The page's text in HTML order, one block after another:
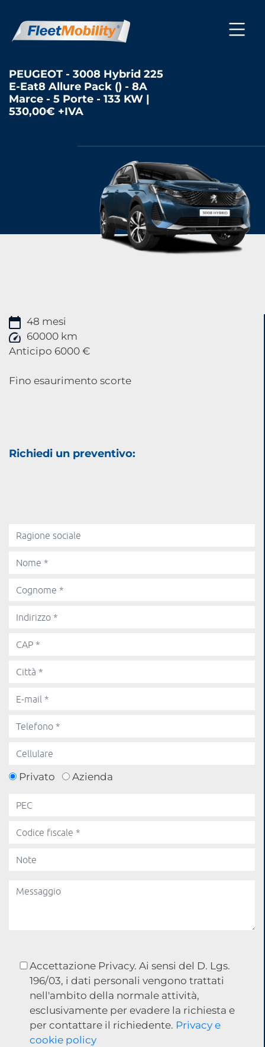
PEUGEOT - 3008 Hybrid 225
E-Eat8 Allure Pack () - 8A
Marce - 5 Porte - 133 KW |
530,00€ +IVA
48 mesi
60000 km
Anticipo 6000 €
Fino esaurimento scorte
Richiedi un preventivo:
Privato Azienda
Accettazione Privacy. Ai sensi del D. Lgs.
196/03, i dati personali vengono trattati
nell'ambito della normale attività,
esclusivamente per evadere la richiesta e
per contattare il richiedente. Privacy e
cookie policy